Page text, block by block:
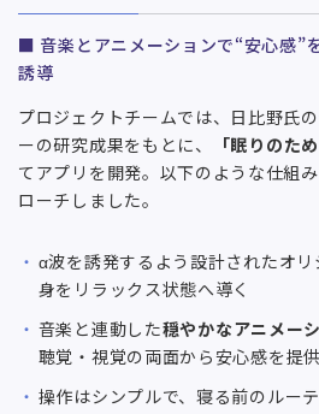
■ 音楽とアニメーションで“安心感”
誘導
プロジェクトチームでは、日比野氏
ーの研究成果をもとに、
「眠りのた
てアプリを開発。以下のような仕組
ローチしました。
α波を誘発するよう設計されたオ
身をリラックス状態へ導く
音楽と連動した穏やかなアニメー
聴覚・視覚の両面から安心感を提供
操作はシンプルで、寝る前のルー